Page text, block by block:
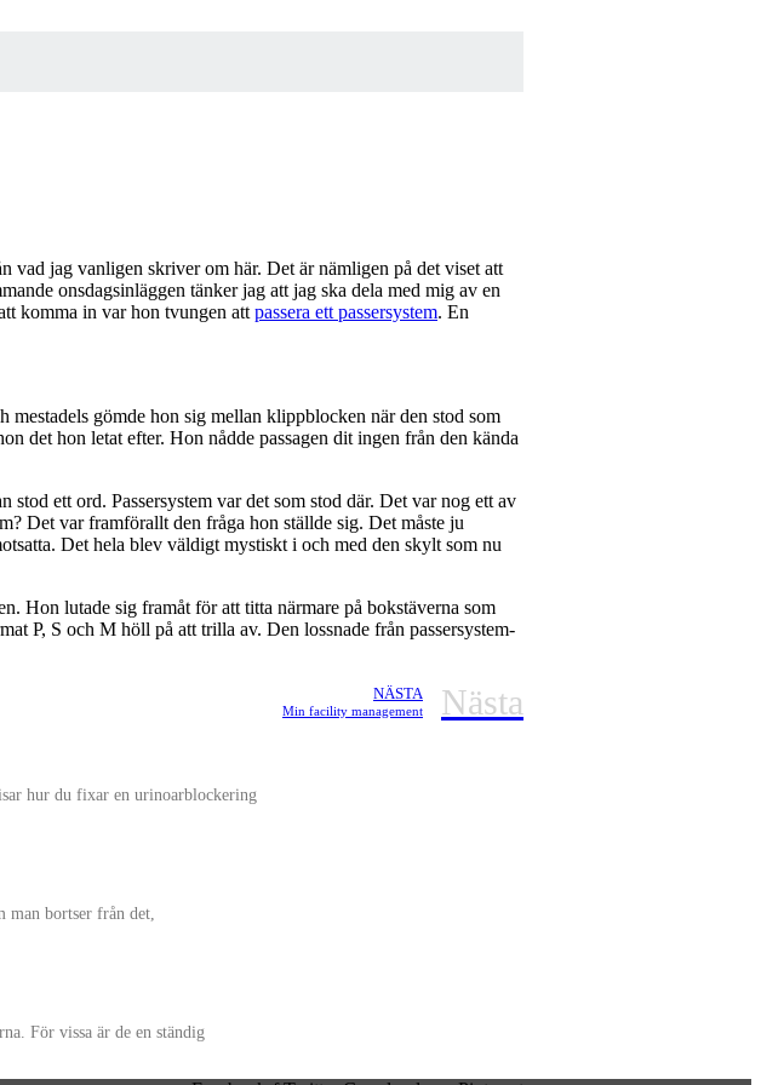
vad jag vanligen skriver om här. Det är nämligen på det viset att
onsdagsinläggen tänker jag att jag ska dela med mig av en
komma in var hon tvungen att passera ett passersystem. En
mestadels gömde hon sig mellan klippblocken när den stod som
det hon letat efter. Hon nådde passagen dit ingen från den kända
ett ord. Passersystem var det som stod där. Det var nog ett av
Det var framförallt den fråga hon ställde sig. Det måste ju
Det hela blev väldigt mystiskt i och med den skylt som nu
Hon lutade sig framåt för att titta närmare på bokstäverna som
P, S och M höll på att trilla av. Den lossnade från passersystem-
NÄSTA
Min facility management Nästa
hur du fixar en urinoarblockering
man bortser från det,
För vissa är de en ständig